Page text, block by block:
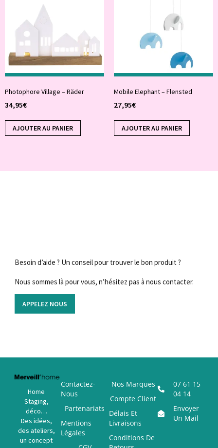
Photophore Village – Räder
34,95€
AJOUTER AU PANIER
Mobile Elephant – Flensted
27,95€
AJOUTER AU PANIER
Besoin d’aide ? Un conseil pour trouver le bon produit ?
Nous sommes là pour vous, n’hésitez pas à nous contacter.
APPELEZ NOUS
Home
Staging,
déco…
Des idées,
des ateliers,
un concept
Contactez-
Nous
Partenariats
Mentions
Légales
Nos Marques
Compte Client
Délais Et
Livraisons
Conditions De
07 61 15
04 14
Envoyer
Un Mail